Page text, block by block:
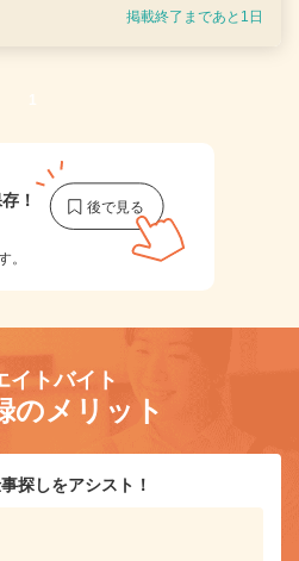
掲載終了まであと1日
1
！
。
イトバイト
のメリット
探しをアシスト！